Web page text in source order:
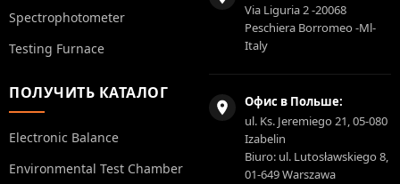
Spectrophotometer
Testing Furnace
ПОЛУЧИТЬ КАТАЛОГ
Electronic Balance
Environmental Test Chamber
Via Liguria 2 -20068
Peschiera Borromeo -Ml-
Italy
Офис в Польше:
ul. Ks. Jeremiego 21, 05-080
Izabelin
Biuro: ul. Lutosławskiego 8,
01-649 Warszawa